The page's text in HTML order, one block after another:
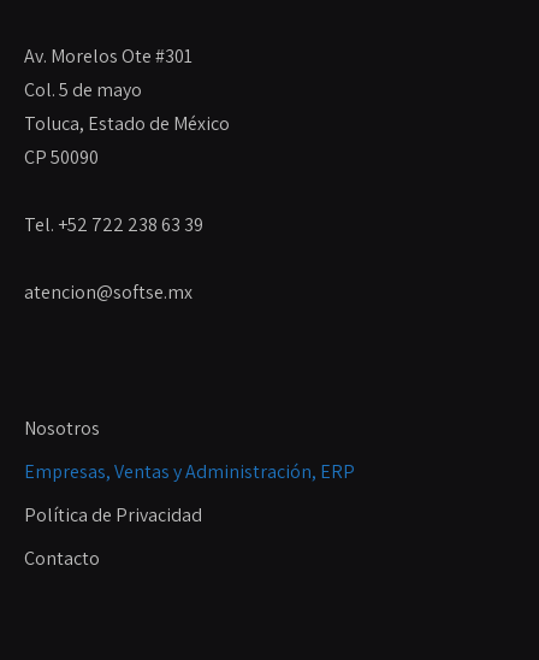
Av. Morelos Ote #301
Col. 5 de mayo
Toluca, Estado de México
CP 50090
Tel. +52 722 238 63 39
atencion@softse.mx
Nosotros
Empresas, Ventas y Administración, ERP
Política de Privacidad
Contacto